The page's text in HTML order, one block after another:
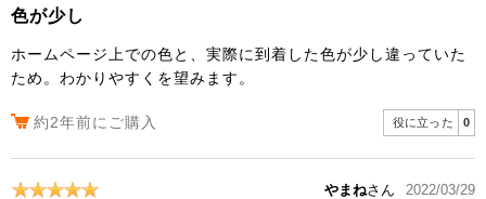
色が少し
ホームページ上での色と、実際に到着した色が少し違っていた
ため。わかりやすくを望みます。
約2年前にご購入 役に立った 0
やまねさん 2022/03/29